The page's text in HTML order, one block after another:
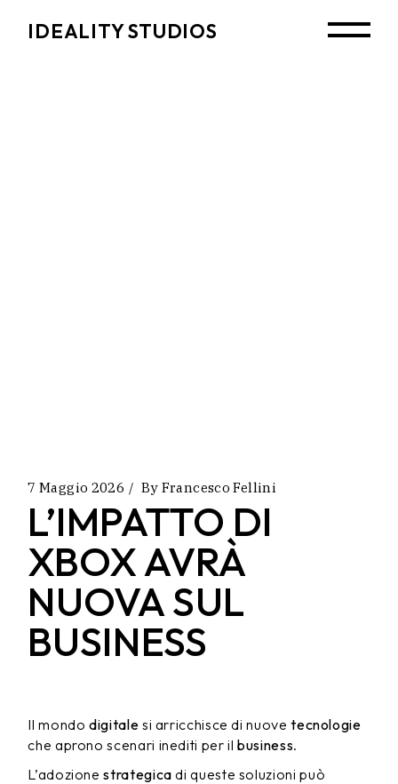
IDEALITY STUDIOS
7 Maggio 2026 By Francesco Fellini
L’IMPATTO DI
XBOX AVRÀ
NUOVA SUL
BUSINESS
Il mondodigitale si arricchisce di nuovetecnologie
che aprono scenari inediti per ilbusiness.
L’adozionestrategica di queste soluzioni può